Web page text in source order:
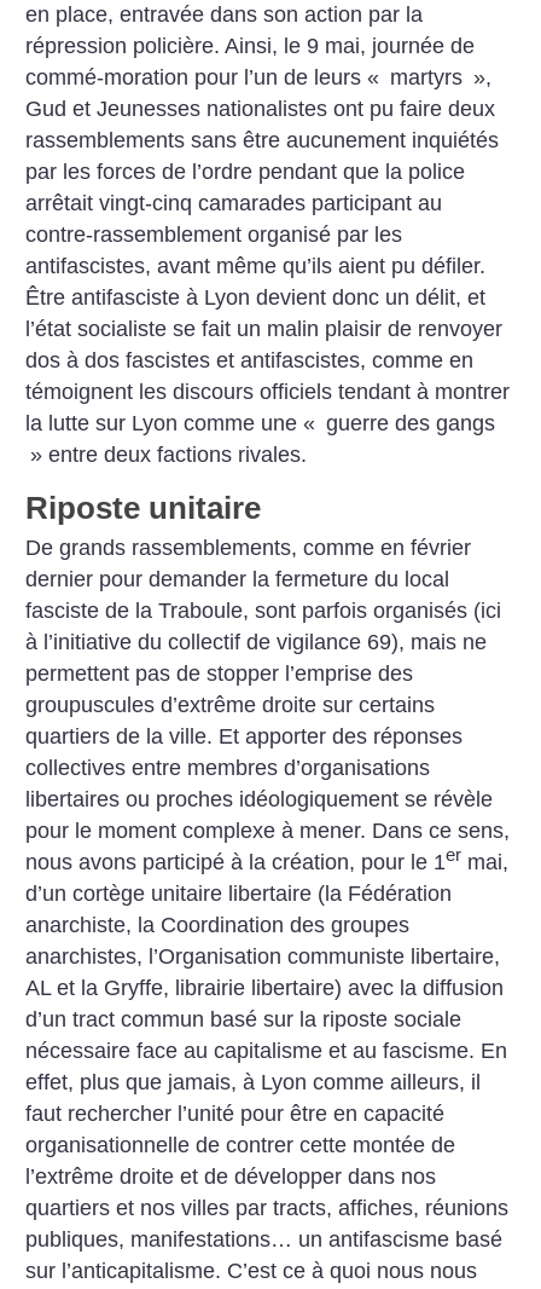
en place, entravée dans son action par la
répression policière. Ainsi, le 9 mai, journée de
commé-moration pour l’un de leurs « martyrs »,
Gud et Jeunesses nationalistes ont pu faire deux
rassemblements sans être aucunement inquiétés
par les forces de l’ordre pendant que la police
arrêtait vingt-cinq camarades participant au
contre-rassemblement organisé par les
antifascistes, avant même qu’ils aient pu défiler.
Être antifasciste à Lyon devient donc un délit, et
l’état socialiste se fait un malin plaisir de renvoyer
dos à dos fascistes et antifascistes, comme en
témoignent les discours officiels tendant à montrer
la lutte sur Lyon comme une « guerre des gangs
» entre deux factions rivales.
Riposte unitaire
De grands rassemblements, comme en février
dernier pour demander la fermeture du local
fasciste de la Traboule, sont parfois organisés (ici
à l’initiative du collectif de vigilance 69), mais ne
permettent pas de stopper l’emprise des
groupuscules d’extrême droite sur certains
quartiers de la ville. Et apporter des réponses
collectives entre membres d’organisations
libertaires ou proches idéologiquement se révèle
pour le moment complexe à mener. Dans ce sens,
nous avons participé à la création, pour le 1er mai,
d’un cortège unitaire libertaire (la Fédération
anarchiste, la Coordination des groupes
anarchistes, l’Organisation communiste libertaire,
AL et la Gryffe, librairie libertaire) avec la diffusion
d’un tract commun basé sur la riposte sociale
nécessaire face au capitalisme et au fascisme. En
effet, plus que jamais, à Lyon comme ailleurs, il
faut rechercher l’unité pour être en capacité
organisationnelle de contrer cette montée de
l’extrême droite et de développer dans nos
quartiers et nos villes par tracts, affiches, réunions
publiques, manifestations… un antifascisme basé
sur l’anticapitalisme. C’est ce à quoi nous nous